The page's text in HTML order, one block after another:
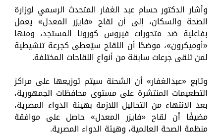
وأشار الدكتور حسام عبد الغفار المتحدث الرسمي لوزارة
الصحة والسكان، إلى أن لقاح «فايزر المعدل» يعمل
بفاعلية ضد متحورات فيروس كورونا المستجد، ومنها
«أوميكرون»، موضحًا أن اللقاح سيُعطى كجرعة تنشيطية
لمن تلقى جرعات سابقة من أنواع اللقاحات المختلفة.
وتابع «عبدالغفار» أن الشحنة سيتم توزيعها على مراكز
التطعيمات المنتشرة على مستوى محافظات الجمهورية،
بعد الانتهاء من التحاليل اللازمة بهيئة الدواء المصرية،
مضيفًا أن لقاح «فايزر المعدل» حاصل على موافقة
منظمة الصحة العالمية، وهيئة الدواء المصرية.